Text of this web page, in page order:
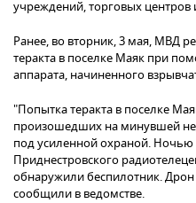
учреждений, торговых центров
Ранее, во вторник, 3 мая, МВД
теракта в поселке Маяк при
аппарата, начиненного
"Попытка теракта в поселке
произошедших на минувшей
под усиленной охраной.
Приднестровского
обнаружили беспилотник.
сообщили в ведомстве.